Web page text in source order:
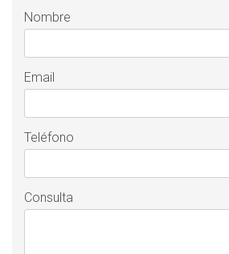
Nombre
Email
Teléfono
Consulta